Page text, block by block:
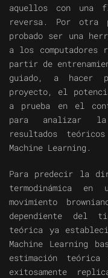
aquellos con una
reversa. Por otra
probado ser una
a los computadores
partir de
guiado, a hacer
proyecto, el
a prueba en el
para analizar
resultados
Machine Learning.
Para predecir la
termodinámica
movimiento
dependiente del
teórica ya
Machine Learning
estimación
exitosamente